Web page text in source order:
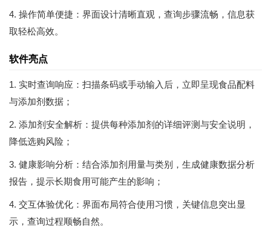
4. 操作简单便捷：界面设计清晰直观，查询步骤流畅，信息获
取轻松高效。
软件亮点
1. 实时查询响应：扫描条码或手动输入后，立即呈现食品配料
与添加剂数据；
2. 添加剂安全解析：提供每种添加剂的详细评测与安全说明，
降低选购风险；
3. 健康影响分析：结合添加剂用量与类别，生成健康数据分析
报告，提示长期食用可能产生的影响；
4. 交互体验优化：界面布局符合使用习惯，关键信息突出显
示，查询过程顺畅自然。